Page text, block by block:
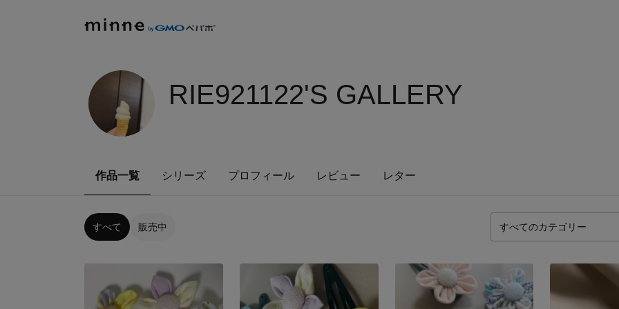
RIE921122'S GALLERY
作品一覧 シリーズ プロフィール レビュー レター
すべて 販売中